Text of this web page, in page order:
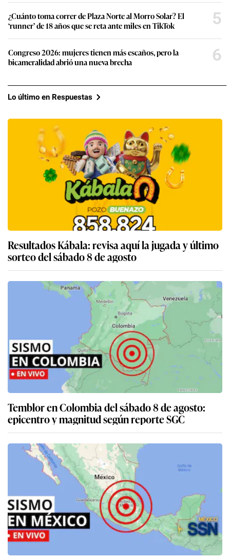
¿Cuánto toma correr de Plaza Norte al Morro Solar? El
‘runner’ de 18 años que se reta ante miles en TikTok
5
Congreso 2026: mujeres tienen más escaños, pero la
bicameralidad abrió una nueva brecha
6
Lo último en Respuestas
Resultados Kábala: revisa aquí la jugada y último
sorteo del sábado 8 de agosto
Temblor en Colombia del sábado 8 de agosto:
epicentro y magnitud según reporte SGC